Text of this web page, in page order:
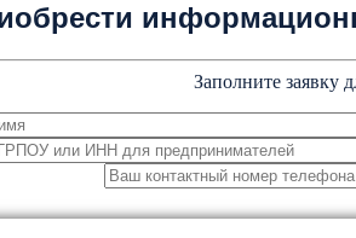
Заполните заявку